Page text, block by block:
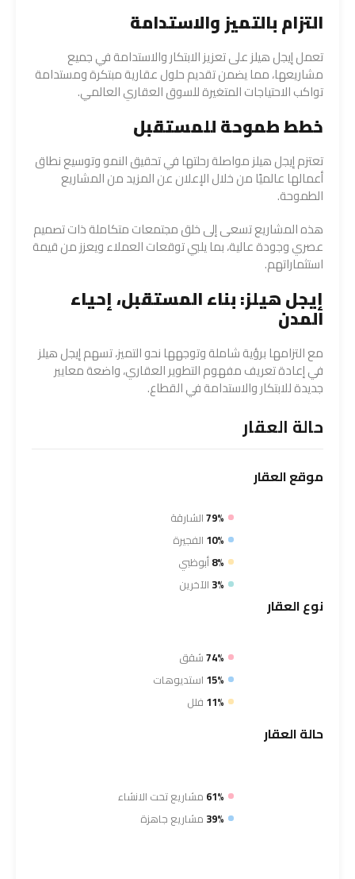
التزام بالتميز والاستدامة
تعمل إيجل هيلز على تعزيز الابتكار والاستدامة في جميع
مشاريعها، مما يضمن تقديم حلول عقارية مبتكرة ومستدامة
تواكب الاحتياجات المتغيرة للسوق العقاري العالمي.
خطط طموحة للمستقبل
تعتزم إيجل هيلز مواصلة رحلتها في تحقيق النمو وتوسيع نطاق
أعمالها عالميًا من خلال الإعلان عن المزيد من المشاريع
الطموحة.
هذه المشاريع تسعى إلى خلق مجتمعات متكاملة ذات تصميم
عصري وجودة عالية، بما يلبي توقعات العملاء ويعزز من قيمة
استثماراتهم.
إيجل هيلز: بناء المستقبل، إحياء
المدن
مع التزامها برؤية شاملة وتوجهها نحو التميز، تسهم إيجل هيلز
في إعادة تعريف مفهوم التطوير العقاري، واضعة معايير
جديدة للابتكار والاستدامة في القطاع.
حالة العقار
موقعالعقار
79%الشارقة
10% الفجيرة
8%أبوظبي
3% الآخرين
نوعالعقار
74%شقق
15% استديوهات
11% فلل
حالةالعقار
61% مشاريع تحت الانشاء
39% مشاريع جاهزة